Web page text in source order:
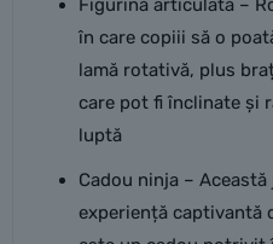
Figurină articulată –
în care copiii să o
lamă rotativă, plus
care pot fi înclinate și
luptă
Cadou ninja –
experiență captivantă